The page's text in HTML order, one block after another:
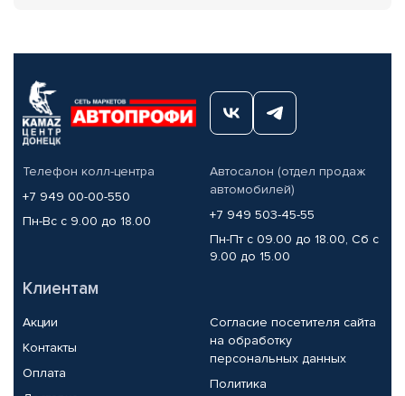
Телефон колл-центра
+7 949 00-00-550
Пн-Вс с 9.00 до 18.00
Автосалон (отдел продаж
автомобилей)
+7 949 503-45-55
Пн-Пт с 09.00 до 18.00, Сб с
9.00 до 15.00
Клиентам
Акции
Контакты
Оплата
Согласие посетителя сайта
на обработку
персональных данных
Политика